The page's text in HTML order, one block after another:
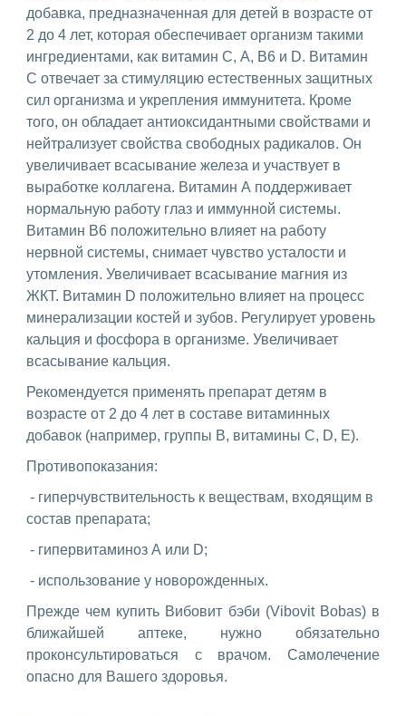
добавка, предназначенная для детей в возрасте от
2 до 4 лет, которая обеспечивает организм такими
ингредиентами, как витамин С, А, В6 и D. Витамин
С отвечает за стимуляцию естественных защитных
сил организма и укрепления иммунитета. Кроме
того, он обладает антиоксидантными свойствами и
нейтрализует свойства свободных радикалов. Он
увеличивает всасывание железа и участвует в
выработке коллагена. Витамин А поддерживает
нормальную работу глаз и иммунной системы.
Витамин В6 положительно влияет на работу
нервной системы, снимает чувство усталости и
утомления. Увеличивает всасывание магния из
ЖКТ. Витамин D положительно влияет на процесс
минерализации костей и зубов. Регулирует уровень
кальция и фосфора в организме. Увеличивает
всасывание кальция.
Рекомендуется применять препарат детям в
возрасте от 2 до 4 лет в составе витаминных
добавок (например, группы В, витамины С, D, Е).
Противопоказания:
- гиперчувствительность к веществам, входящим в
состав препарата;
- гипервитаминоз А или D;
- использование у новорожденных.
Прежде чем купить Вибовит бэби (Vibovit Bobas) в
ближайшей аптеке, нужно обязательно
проконсультироваться с врачом. Самолечение
опасно для Вашего здоровья.